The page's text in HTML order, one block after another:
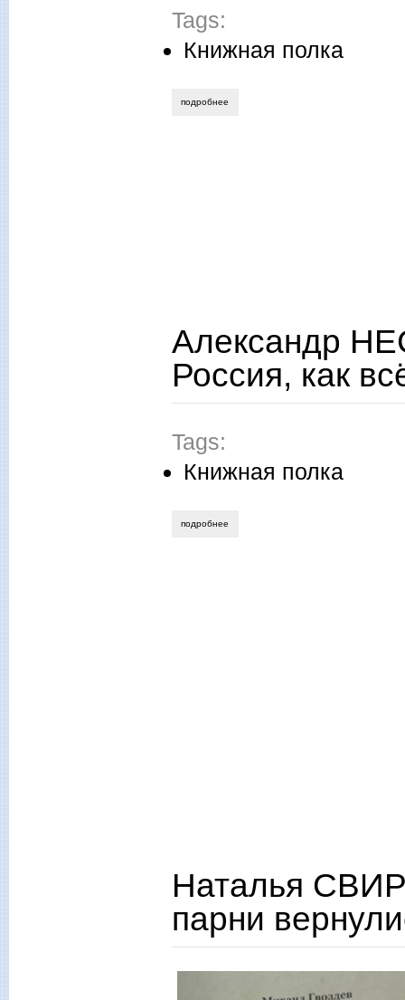
Tags:
Книжная полка
подробнее
Александр
Россия, как
Tags:
Книжная полка
подробнее
Наталья
парни